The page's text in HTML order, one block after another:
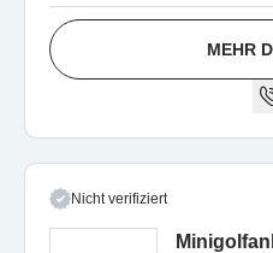
MEHR
Nicht verifiziert